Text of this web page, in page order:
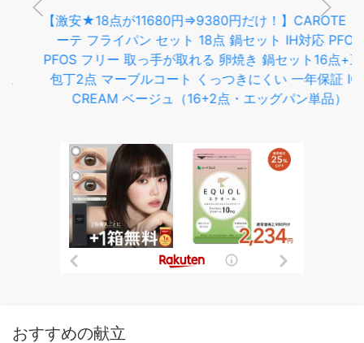
【激安★18点が11680円⇒9380円だけ！】CAROTE カロ
ーテ フライパン セット 18点 鍋セット IH対応 PFOA
PFOS フリー 取っ手が取れる 卵焼き 鍋セット16点+三徳
包丁2点 マーブルコート くっつきにくい 一年保証 ICE
CREAM ベージュ（16+2点・エッグパン単品）
おすすめの献立